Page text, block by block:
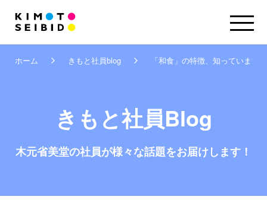
ホーム きもと社員blog 「和食」の特徴、知っています
きもと社員Blog
木元省美堂の社員が様々な話題をお届けします！